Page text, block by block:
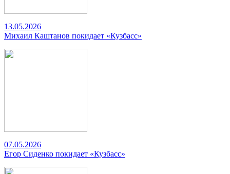
13.05.2026
Михаил Каштанов покидает «Кузбасс»
07.05.2026
Егор Сиденко покидает «Кузбасс»